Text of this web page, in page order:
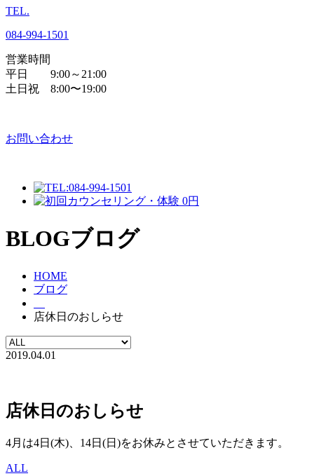
TEL.
084-994-1501
営業時間
平日 9:00～21:00
土日祝 8:00〜19:00
お問い合わせ
BLOGブログ
HOME
ブログ
店休日のおしらせ
2019.04.01
店休日のおしらせ
4月は4日(木)、14日(日)をお休みとさせていただきます。
ALL